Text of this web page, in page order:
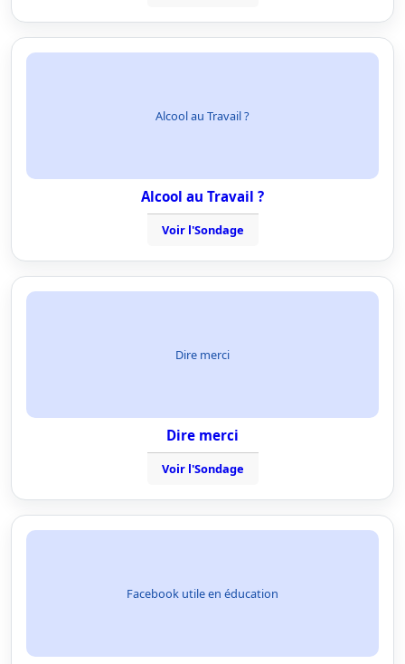
Alcool au Travail ?
Alcool au Travail ?
Voir l'Sondage
Dire merci
Dire merci
Voir l'Sondage
Facebook utile en éducation